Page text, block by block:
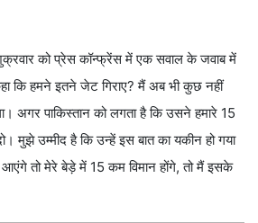
को प्रेस कॉन्फ्रेंस में एक सवाल के जवाब में
कि हमने इतने जेट गिराए? मैं अब भी कुछ नहीं
अगर पाकिस्तान को लगता है कि उसने हमारे 15
मुझे उम्मीद है कि उन्हें इस बात का यकीन हो गया
आएंगे तो मेरे बेड़े में 15 कम विमान होंगे, तो मैं इसके